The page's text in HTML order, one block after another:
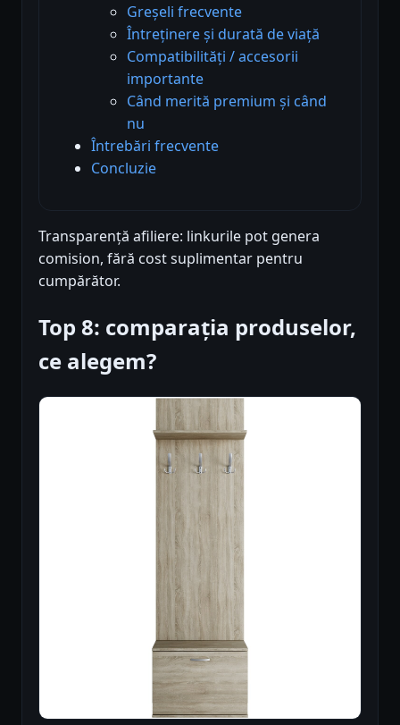
Greșeli frecvente
Întreținere și durată de viață
Compatibilități / accesorii
importante
Când merită premium și când
nu
Întrebări frecvente
Concluzie
Transparență afiliere: linkurile pot genera
comision, fără cost suplimentar pentru
cumpărător.
Top 8: comparația produselor,
ce alegem?